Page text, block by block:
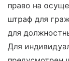
право на
штраф для
для
Для